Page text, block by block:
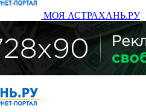
МОЯ АСТРАХАНЬ.РУ